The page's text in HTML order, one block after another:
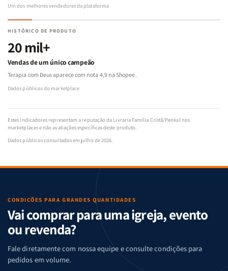
Um dos melhores vendedores da plataforma
HISTÓRICO DE PRODUTO
20 mil+
Vendas de um único campeão
Terapia com Deus aparece com nota 4,9 na Shopee.
Dados públicos do marketplace
Estes indicadores representam a reputação da Livraria Família Cristã/Penkal nos
marketplaces e não avaliações específicas deste produto.
Dados públicos consultados em julho de 2026.
CONDIÇÕES PARA GRANDES QUANTIDADES
Vai comprar para uma igreja, evento
ou revenda?
Fale diretamente com nossa equipe e consulte condições para
pedidos em volume.